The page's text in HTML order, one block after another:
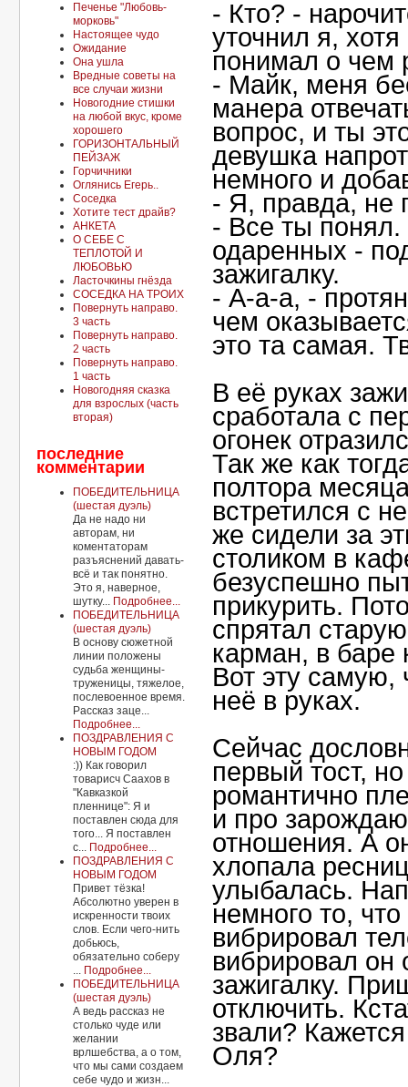
Печенье "Любовь-
морковь"
Настоящее чудо
Ожидание
Она ушла
Вредные советы на
все случаи жизни
Новогодние стишки
на любой вкус, кроме
хорошего
ГОРИЗОНТАЛЬНЫЙ
ПЕЙЗАЖ
Горчичники
Оглянись Егерь..
Соседка
Хотите тест драйв?
АНКЕТА
О СЕБЕ С
ТЕПЛОТОЙ И
ЛЮБОВЬЮ
Ласточкины гнёзда
СОСЕДКА НА ТРОИХ
Повернуть направо.
3 часть
Повернуть направо.
2 часть
Повернуть направо.
1 часть
Новогодняя сказка
для взрослых (часть
вторая)
последние
комментарии
ПОБЕДИТЕЛЬНИЦА
(шестая дуэль)
Да не надо ни
авторам, ни
коментаторам
разъяснений давать-
всё и так понятно.
Это я, наверное,
шутку... Подробнее...
ПОБЕДИТЕЛЬНИЦА
(шестая дуэль)
В основу сюжетной
линии положены
судьба женщины-
труженицы, тяжелое,
послевоенное время.
Рассказ заце...
Подробнее...
ПОЗДРАВЛЕНИЯ С
НОВЫМ ГОДОМ
:)) Как говорил
товарисч Саахов в
"Кавказкой
пленнице": Я и
поставлен сюда для
того... Я поставлен
с... Подробнее...
ПОЗДРАВЛЕНИЯ С
НОВЫМ ГОДОМ
Привет тёзка!
Абсолютно уверен в
искренности твоих
слов. Если чего-нить
добьюсь,
обязательно соберу
... Подробнее...
ПОБЕДИТЕЛЬНИЦА
(шестая дуэль)
А ведь рассказ не
столько чуде или
желании
врлшебства, а о том,
что мы сами создаем
себе чудо и жизн...
- Кто? -
уточнил я,
понимал о чем
- Майк, меня
манера
вопрос, и ты
девушка
немного и
- Я, правда, не
- Все ты
одаренных -
зажигалку.
- А-а-а, -
чем
это та самая.
В её руках
сработала с
огонек
Так же как
полтора
встретился с
же сидели за
столиком в
безуспешно
прикурить.
спрятал
карман, в баре
Вот эту самую,
неё в руках.
Сейчас
первый тост,
романтично
и про
отношения. А
хлопала
улыбалась.
немного то,
вибрировал
вибрировал он
зажигалку.
отключить.
звали?
Оля?